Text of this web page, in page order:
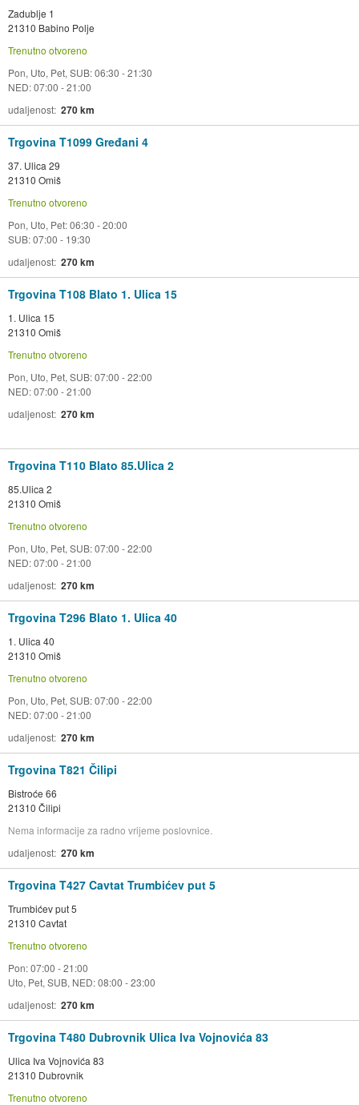
Zadublje 1
21310 Babino Polje
Trenutno otvoreno
Pon, Uto, Pet, SUB: 06:30 - 21:30
NED: 07:00 - 21:00
udaljenost 270 km
Trgovina T1099 Gređani 4
37. Ulica 29
21310 Omiš
Trenutno otvoreno
Pon, Uto, Pet: 06:30 - 20:00
SUB: 07:00 - 19:30
udaljenost 270 km
Trgovina T108 Blato 1. Ulica 15
1. Ulica 15
21310 Omiš
Trenutno otvoreno
Pon, Uto, Pet, SUB: 07:00 - 22:00
NED: 07:00 - 21:00
udaljenost 270 km
Trgovina T110 Blato 85.Ulica 2
85.Ulica 2
21310 Omiš
Trenutno otvoreno
Pon, Uto, Pet, SUB: 07:00 - 22:00
NED: 07:00 - 21:00
udaljenost 270 km
Trgovina T296 Blato 1. Ulica 40
1. Ulica 40
21310 Omiš
Trenutno otvoreno
Pon, Uto, Pet, SUB: 07:00 - 22:00
NED: 07:00 - 21:00
udaljenost 270 km
Trgovina T821 Čilipi
Bistroće 66
21310 Čilipi
Nema informacije za radno vrijeme poslovnice.
udaljenost 270 km
Trgovina T427 Cavtat Trumbićev put 5
Trumbićev put 5
21310 Cavtat
Trenutno otvoreno
Pon: 07:00 - 21:00
Uto, Pet, SUB, NED: 08:00 - 23:00
udaljenost 270 km
Trgovina T480 Dubrovnik Ulica Iva Vojnovića 83
Ulica Iva Vojnovića 83
21310 Dubrovnik
Trenutno otvoreno